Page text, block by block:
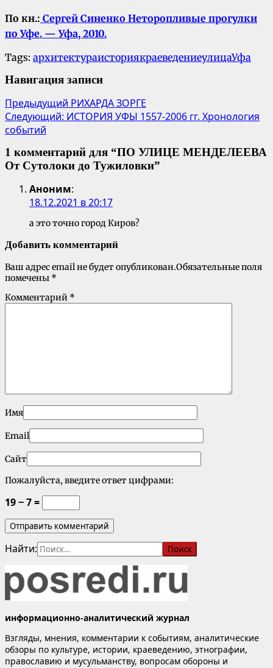
По кн.: Сергей Синенко Неторопливые прогулки
по Уфе. — Уфа, 2010.
Tags: архитектураисториякраеведениеулицаУфа
Навигация записи
Предыдущий РИХАРДА ЗОРГЕ
Следующий: ИСТОРИЯ УФЫ 1557-2006 гг. Хронология
событий
1 комментарий для “ПО УЛИЦЕ МЕНДЕЛЕЕВА
От Сутолоки до Тужиловки”
Аноним:
18.12.2021 в 20:17
а это точно город Киров?
Добавить комментарий
Ваш адрес email не будет опубликован.Обязательные поля
помечены *
Комментарий *
Имя
Email
Сайт
Пожалуйста, введите ответ цифрами:
19 − 7 =
Найти:
информационно-аналитический журнал
Взгляды, мнения, комментарии к событиям, аналитические
обзоры по культуре, истории, краеведению, этнографии,
православию и мусульманству, вопросам обороны и